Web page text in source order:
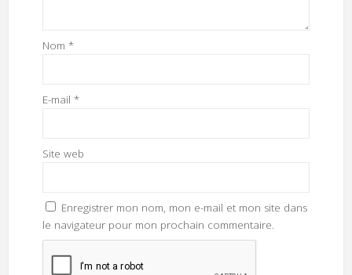
Nom *
E-mail *
Site web
Enregistrer mon nom, mon e-mail et mon site dans
le navigateur pour mon prochain commentaire.